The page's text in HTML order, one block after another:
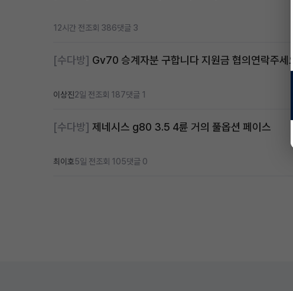
12시간 전조회 386댓글 3
[수다방] Gv70 승계자분 구합니다 지원금 협의연락주세요
이상진2일 전조회 187댓글 1
[수다방] 제네시스 g80 3.5 4륜 거의 풀옵션 페이스
최이호5일 전조회 105댓글 0